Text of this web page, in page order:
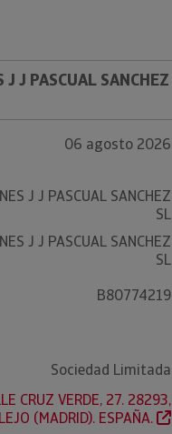
J PASCUAL SANCHEZ
06 agosto 2026
J J PASCUAL SANCHEZ
SL
J J PASCUAL SANCHEZ
SL
B80774219
Sociedad Limitada
CRUZ VERDE, 27. 28293,
(MADRID). ESPAÑA.